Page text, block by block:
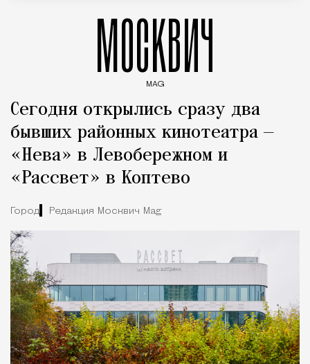
МОСКВИЧ
MAG
Сегодня открылись сразу два
бывших районных кинотеатра —
«Нева» в Левобережном и
«Рассвет» в Коптево
Город Редакция Москвич Mag